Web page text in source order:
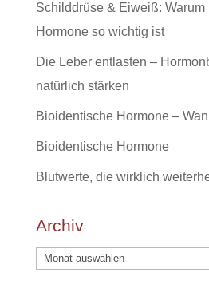
Schilddrüse & Eiweiß: Warum
Hormone so wichtig ist
Die Leber entlasten –
natürlich stärken
Bioidentische Hormone –
Bioidentische Hormone
Blutwerte, die wirklich
Archiv
Archiv